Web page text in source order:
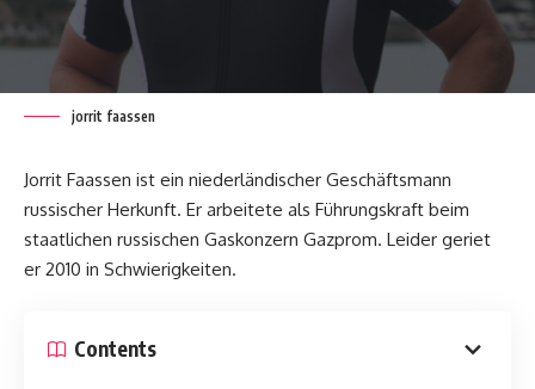
jorrit faassen
Jorrit Faassen ist ein niederländischer Geschäftsmann
russischer Herkunft. Er arbeitete als Führungskraft beim
staatlichen russischen Gaskonzern Gazprom. Leider geriet
er 2010 in Schwierigkeiten.
Contents